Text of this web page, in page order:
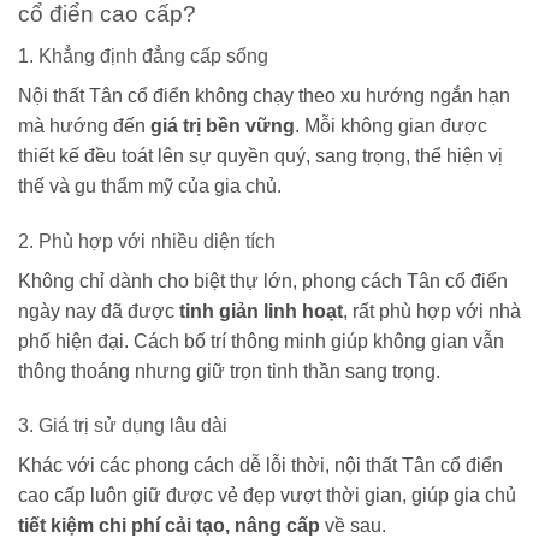
cổ điển cao cấp?
1. Khẳng định đẳng cấp sống
Nội thất Tân cổ điển không chạy theo xu hướng ngắn hạn
mà hướng đến giá trị bền vững. Mỗi không gian được
thiết kế đều toát lên sự quyền quý, sang trọng, thể hiện vị
thế và gu thẩm mỹ của gia chủ.
2. Phù hợp với nhiều diện tích
Không chỉ dành cho biệt thự lớn, phong cách Tân cổ điển
ngày nay đã được tinh giản linh hoạt, rất phù hợp với nhà
phố hiện đại. Cách bố trí thông minh giúp không gian vẫn
thông thoáng nhưng giữ trọn tinh thần sang trọng.
3. Giá trị sử dụng lâu dài
Khác với các phong cách dễ lỗi thời, nội thất Tân cổ điển
cao cấp luôn giữ được vẻ đẹp vượt thời gian, giúp gia chủ
tiết kiệm chi phí cải tạo, nâng cấp về sau.